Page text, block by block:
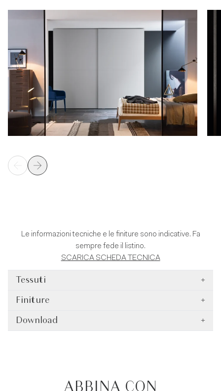
Le informazioni tecniche e le finiture sono indicative. Fa
sempre fede il listino.
SCARICA SCHEDA TECNICA
Tessuti +
Finiture +
Download +
ABBINA CON